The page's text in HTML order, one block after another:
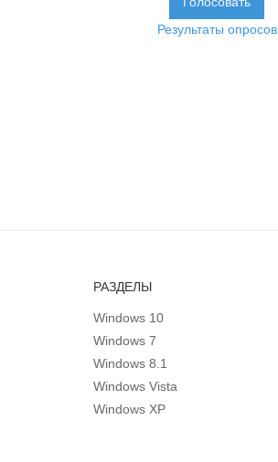
Результаты опросов
РАЗДЕЛЫ
Windows 10
Windows 7
Windows 8.1
Windows Vista
Windows XP